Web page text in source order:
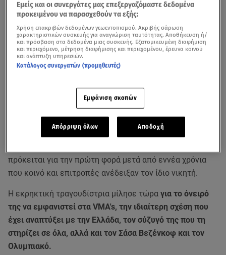
Λίγες ώρες πριν την αποψινή της εμφάνιση στα VMA's
2026, η Κατερίνα Καραγιάννη και το Star.gr συνάντησαν
αποκλειστικά τη μεγάλη νικήτρια της φετινής
Eurovision,Daraαπό τη Βουλγαρία, στα backstage της
διοργάνωσης.
Κοντόπουλου, το οποίο κυκλοφορεί με την υποστήριξη
, χάρισε στη Βουλγαρία την πρώτη
θέση με 516 βαθμούς, σημειώνοντας παράλληλα ρεκόρ
ως η μεγαλύτερη διαφορά από τον δεύτερο στην ιστορία
πρόκειται για την πρώτη φορά μετά από εννέα χρόνια
που κοινό και επιτροπές ανέδειξαν τον ίδιο νικητή.
Η εκρηκτική τραγουδίστρια μίλησε τώρα για το όνειρό
της να εμφανιστεί στα VMA's, την ιδιαίτερη σχέση που
έχει αναπτύξει με την Ελλάδα, τον σύζυγό της που τη
στηρίζει σε όλα, αλλά και τον Σάσα Βεζένκοφ και τον
Ολυμπιακό.
Εμείς και οι συνεργάτες μας επεξεργαζόμαστε δεδομένα
προκειμένου να παρασχεθούν τα εξής:
Χρήση επακριβών δεδομένων γεωεντοπισμού. Ακριβής σάρωση
χαρακτηριστικών συσκευής για αναγνώριση ταυτότητας. Αποθήκευση ή/
και πρόσβαση στα δεδομένα μιας συσκευής. Εξατομικευμένη διαφήμιση
και περιεχόμενο, μέτρηση διαφήμισης και περιεχομένου, έρευνα κοινού
και ανάπτυξη υπηρεσιών.
Κατάλογος συνεργατών (προμηθευτές)
Εμφάνιση σκοπών
Απόρριψη όλων Αποδοχή